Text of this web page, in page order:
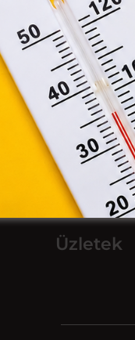
Üzletek